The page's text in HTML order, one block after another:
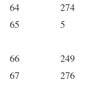
64
274
65
5
66
249
67
276